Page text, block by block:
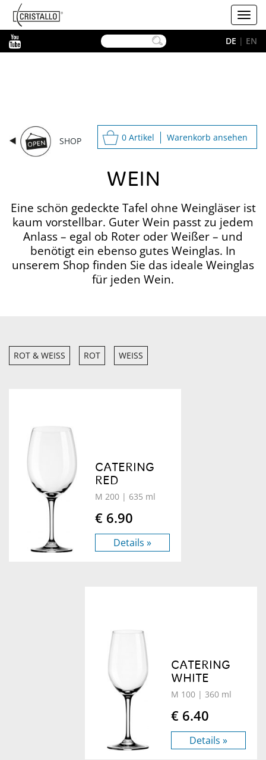
Cristallo
DE | EN
SHOP 0 Artikel Warenkorb ansehen
WEIN
Eine schön gedeckte Tafel ohne Weingläser ist
kaum vorstellbar. Guter Wein passt zu jedem
Anlass – egal ob Roter oder Weißer – und
benötigt ein ebenso gutes Weinglas. In
unserem Shop finden Sie das ideale Weinglas
für jeden Wein.
ROT & WEISS ROT WEISS
CATERING
RED
M 200 | 635 ml
€ 6.90
Details »
CATERING
WHITE
M 100 | 360 ml
€ 6.40
Details »